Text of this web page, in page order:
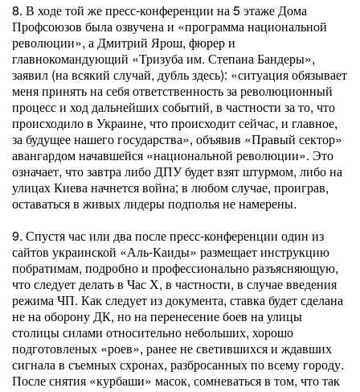
8. В ходе той же пресс-конференции на 5 этаже Дома
Профсоюзов была озвучена и «программа национальной
революции», а Дмитрий Ярош, фюрер и
главнокомандующий «Тризуба им. Степана Бандеры»,
заявил (на всякий случай, дубль здесь): «ситуация обязывает
меня принять на себя ответственность за революционный
процесс и ход дальнейших событий, в частности за то, что
происходило в Украине, что происходит сейчас, и главное,
за будущее нашего государства», объявив «Правый сектор»
авангардом начавшейся «национальной революции». Это
означает, что завтра либо ДПУ будет взят штурмом, либо на
улицах Киева начнется война; в любом случае, проиграв,
оставаться в живых лидеры подполья не намерены.
9. Спустя час или два после пресс-конференции один из
сайтов украинской «Аль-Каиды» размещает инструкцию
побратимам, подробно и профессионально разъясняющую,
что следует делать в Час Х, в частности, в случае введения
режима ЧП. Как следует из документа, ставка будет сделана
не на оборону ДК, но на перенесение боев на улицы
столицы силами относительно небольших, хорошо
подготовленых «роев», ранее не светившихся и ждавших
сигнала в съемных схронах, разбросанных по всему городу.
После снятия «курбаши» масок, сомневаться в том, что так